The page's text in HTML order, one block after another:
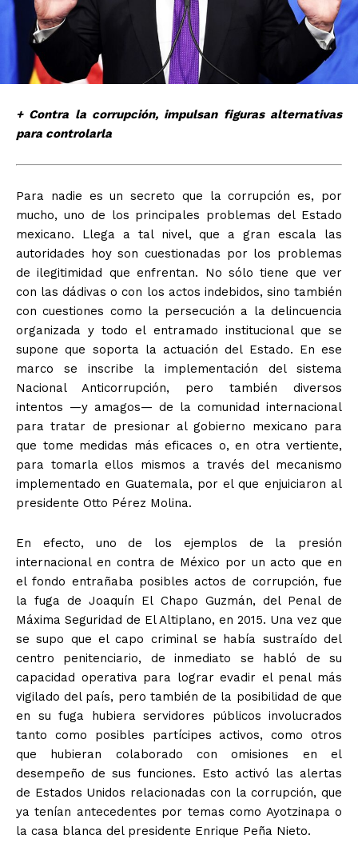
+ Contra la corrupción, impulsan figuras alternativas
para controlarla
Para nadie es un secreto que la corrupción es, por
mucho, uno de los principales problemas del Estado
mexicano. Llega a tal nivel, que a gran escala las
autoridades hoy son cuestionadas por los problemas
de ilegitimidad que enfrentan. No sólo tiene que ver
con las dádivas o con los actos indebidos, sino también
con cuestiones como la persecución a la delincuencia
organizada y todo el entramado institucional que se
supone que soporta la actuación del Estado. En ese
marco se inscribe la implementación del sistema
Nacional Anticorrupción, pero también diversos
intentos —y amagos— de la comunidad internacional
para tratar de presionar al gobierno mexicano para
que tome medidas más eficaces o, en otra vertiente,
para tomarla ellos mismos a través del mecanismo
implementado en Guatemala, por el que enjuiciaron al
presidente Otto Pérez Molina.
En efecto, uno de los ejemplos de la presión
internacional en contra de México por un acto que en
el fondo entrañaba posibles actos de corrupción, fue
la fuga de Joaquín El Chapo Guzmán, del Penal de
Máxima Seguridad de El Altiplano, en 2015. Una vez que
se supo que el capo criminal se había sustraído del
centro penitenciario, de inmediato se habló de su
capacidad operativa para lograr evadir el penal más
vigilado del país, pero también de la posibilidad de que
en su fuga hubiera servidores públicos involucrados
tanto como posibles partícipes activos, como otros
que hubieran colaborado con omisiones en el
desempeño de sus funciones. Esto activó las alertas
de Estados Unidos relacionadas con la corrupción, que
ya tenían antecedentes por temas como Ayotzinapa o
la casa blanca del presidente Enrique Peña Nieto.